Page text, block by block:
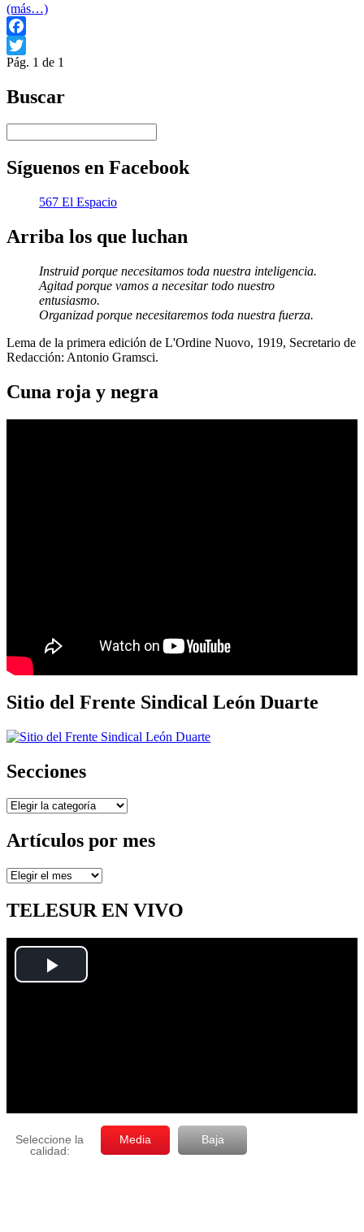
(más…)
Facebook
Twitter
Pág. 1 de 1
Buscar
Síguenos en Facebook
567 El Espacio
Arriba los que luchan
Instruid porque necesitamos toda nuestra inteligencia.
Agitad porque vamos a necesitar todo nuestro
entusiasmo.
Organizad porque necesitaremos toda nuestra fuerza.
Lema de la primera edición de L'Ordine Nuovo, 1919, Secretario de
Redacción: Antonio Gramsci.
Cuna roja y negra
Sitio del Frente Sindical León Duarte
Secciones
Secciones
Artículos por mes
Artículos
mes
TELESUR EN VIVO